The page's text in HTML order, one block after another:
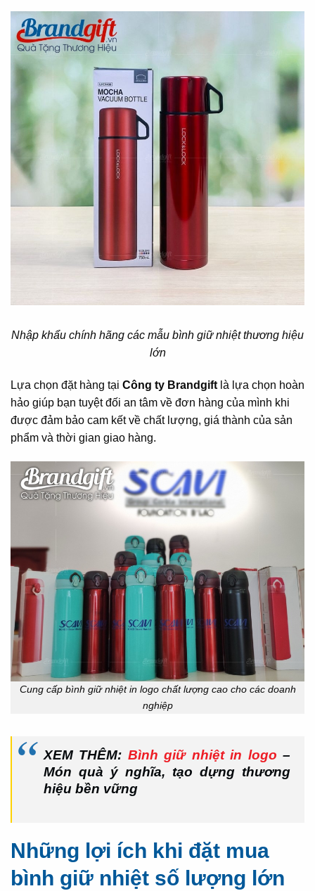
Nhập khẩu chính hãng các mẫu bình giữ nhiệt thương hiệu
lớn
Lựa chọn đặt hàng tại Công ty Brandgift là lựa chọn hoàn
hảo giúp bạn tuyệt đối an tâm về đơn hàng của mình khi
được đảm bảo cam kết về chất lượng, giá thành của sản
phẩm và thời gian giao hàng.
Cung cấp bình giữ nhiệt in logo chất lượng cao cho các doanh
nghiệp
XEM THÊM: Bình giữ nhiệt in logo –
Món quà ý nghĩa, tạo dựng thương
hiệu bền vững
Những lợi ích khi đặt mua
bình giữ nhiệt số lượng lớn